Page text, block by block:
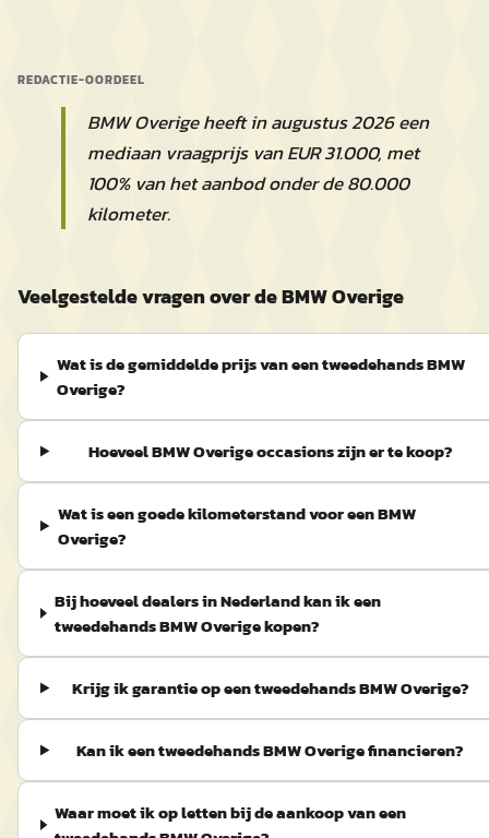
REDACTIE-OORDEEL
BMW Overige heeft in augustus 2026 een
mediaan vraagprijs van EUR 31.000, met
100% van het aanbod onder de 80.000
kilometer.
Veelgestelde vragen over de BMW Overige
Wat is de gemiddelde prijs van een tweedehands BMW
Overige?
Hoeveel BMW Overige occasions zijn er te koop?
Wat is een goede kilometerstand voor een BMW
Overige?
Bij hoeveel dealers in Nederland kan ik een
tweedehands BMW Overige kopen?
Krijg ik garantie op een tweedehands BMW Overige?
Kan ik een tweedehands BMW Overige financieren?
Waar moet ik op letten bij de aankoop van een